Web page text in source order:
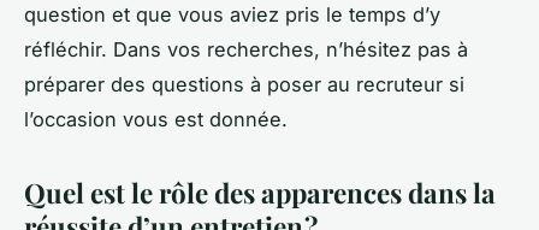
question et que vous aviez pris le temps d’y
réfléchir. Dans vos recherches, n’hésitez pas à
préparer des questions à poser au recruteur si
l’occasion vous est donnée.
Quel est le rôle des apparences dans la